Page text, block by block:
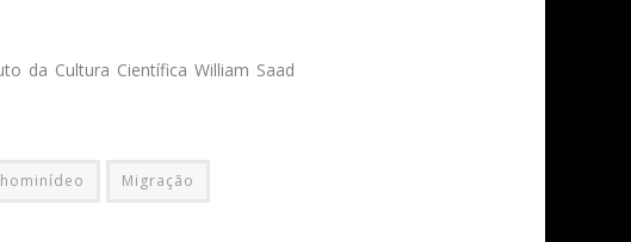
da Cultura Científica William Saad
hominídeo Migração